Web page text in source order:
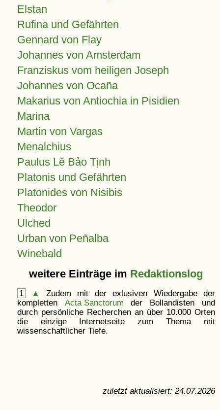
Elstan
Rufina und Gefährten
Gennard von Flay
Johannes von Amsterdam
Franziskus vom heiligen Joseph
Johannes von Ocaña
Makarius von Antiochia in Pisidien
Marina
Martin von Vargas
Menalchius
Paulus Lê Bảo Tịnh
Platonis und Gefährten
Platonides von Nisibis
Theodor
Ulched
Urban von Peñalba
Winebald
weitere Einträge im Redaktionslog
1 ▲
Zudem mit der exlusiven Wiedergabe der
kompletten Acta Sanctorum der Bollandisten und
durch persönliche Recherchen an über 10.000 Orten
die einzige Internetseite zum Thema mit
wissenschaftlicher Tiefe.
zuletzt aktualisiert: 24.07.2026